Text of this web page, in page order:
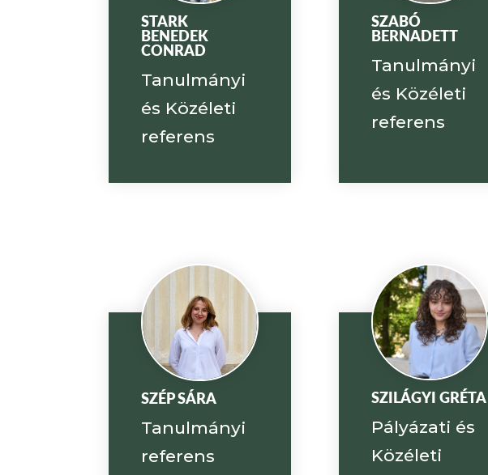
STARK
BENEDEK
CONRAD
Tanulmányi
és Közéleti
referens
SZABÓ
BERNADETT
Tanulmányi
és Közéleti
referens
SZÉP SÁRA
Tanulmányi
referens
SZILÁGYI GRÉTA
Pályázati és
Közéleti